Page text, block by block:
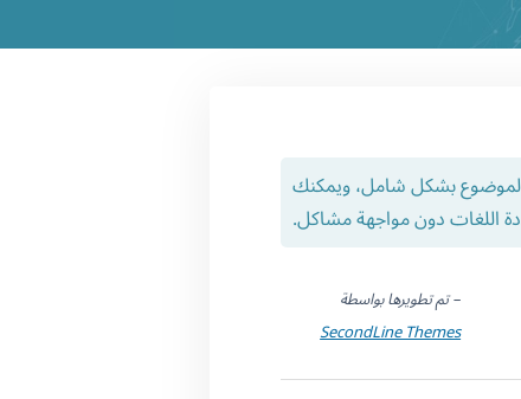
الموضوع بشكل شامل، ويمكنك
اللغات دون مواجهة مشاكل.
– تم تطويرها بواسطة
SecondLine Themes